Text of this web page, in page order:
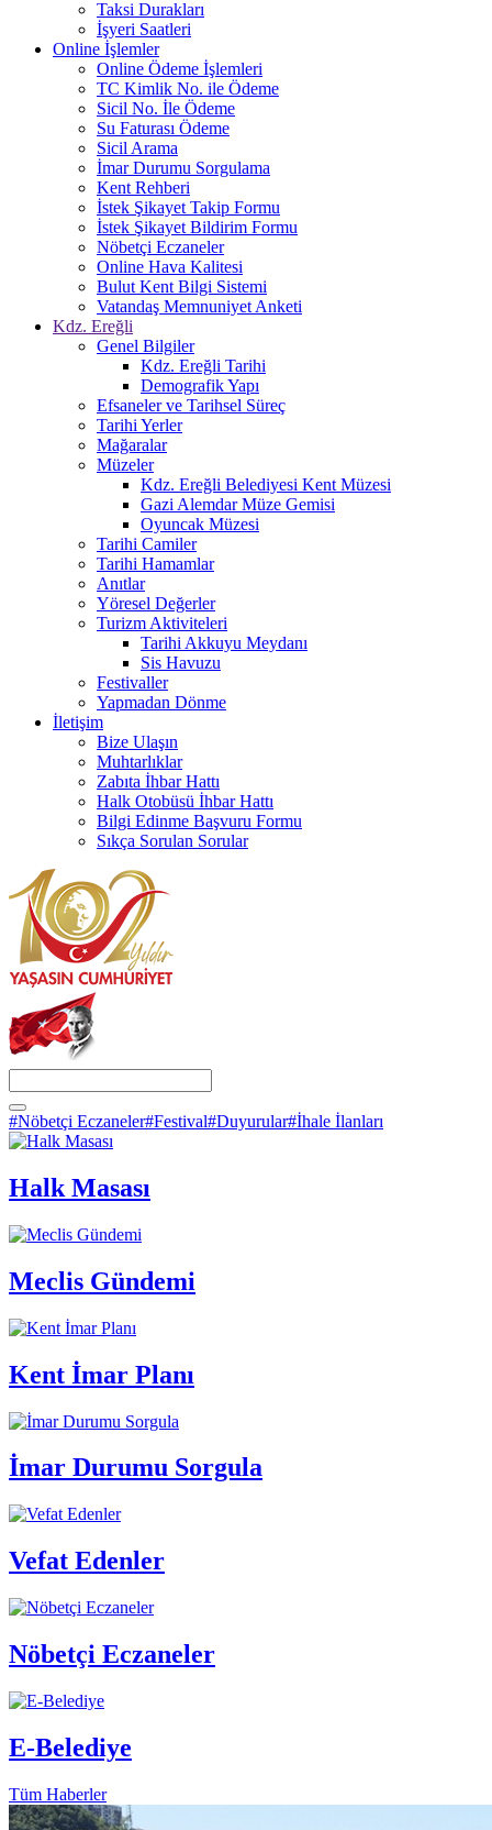
Taksi Durakları
İşyeri Saatleri
Online İşlemler
Online Ödeme İşlemleri
TC Kimlik No. ile Ödeme
Sicil No. İle Ödeme
Su Faturası Ödeme
Sicil Arama
İmar Durumu Sorgulama
Kent Rehberi
İstek Şikayet Takip Formu
İstek Şikayet Bildirim Formu
Nöbetçi Eczaneler
Online Hava Kalitesi
Bulut Kent Bilgi Sistemi
Vatandaş Memnuniyet Anketi
Kdz. Ereğli
Genel Bilgiler
Kdz. Ereğli Tarihi
Demografik Yapı
Efsaneler ve Tarihsel Süreç
Tarihi Yerler
Mağaralar
Müzeler
Kdz. Ereğli Belediyesi Kent Müzesi
Gazi Alemdar Müze Gemisi
Oyuncak Müzesi
Tarihi Camiler
Tarihi Hamamlar
Anıtlar
Yöresel Değerler
Turizm Aktiviteleri
Tarihi Akkuyu Meydanı
Sis Havuzu
Festivaller
Yapmadan Dönme
İletişim
Bize Ulaşın
Muhtarlıklar
Zabıta İhbar Hattı
Halk Otobüsü İhbar Hattı
Bilgi Edinme Başvuru Formu
Sıkça Sorulan Sorular
#Nöbetçi Eczaneler#Festival#Duyurular#İhale İlanları
Halk Masası
Meclis Gündemi
Kent İmar Planı
İmar Durumu Sorgula
Vefat Edenler
Nöbetçi Eczaneler
E-Belediye
Tüm Haberler